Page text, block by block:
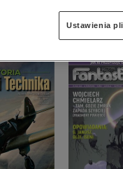
zdrowie
religieUstawienia